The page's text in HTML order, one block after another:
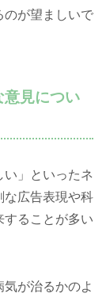
のが望ましいで
意見につい
い」といったネ
な広告表現や科
することが多い
が治るかのよ